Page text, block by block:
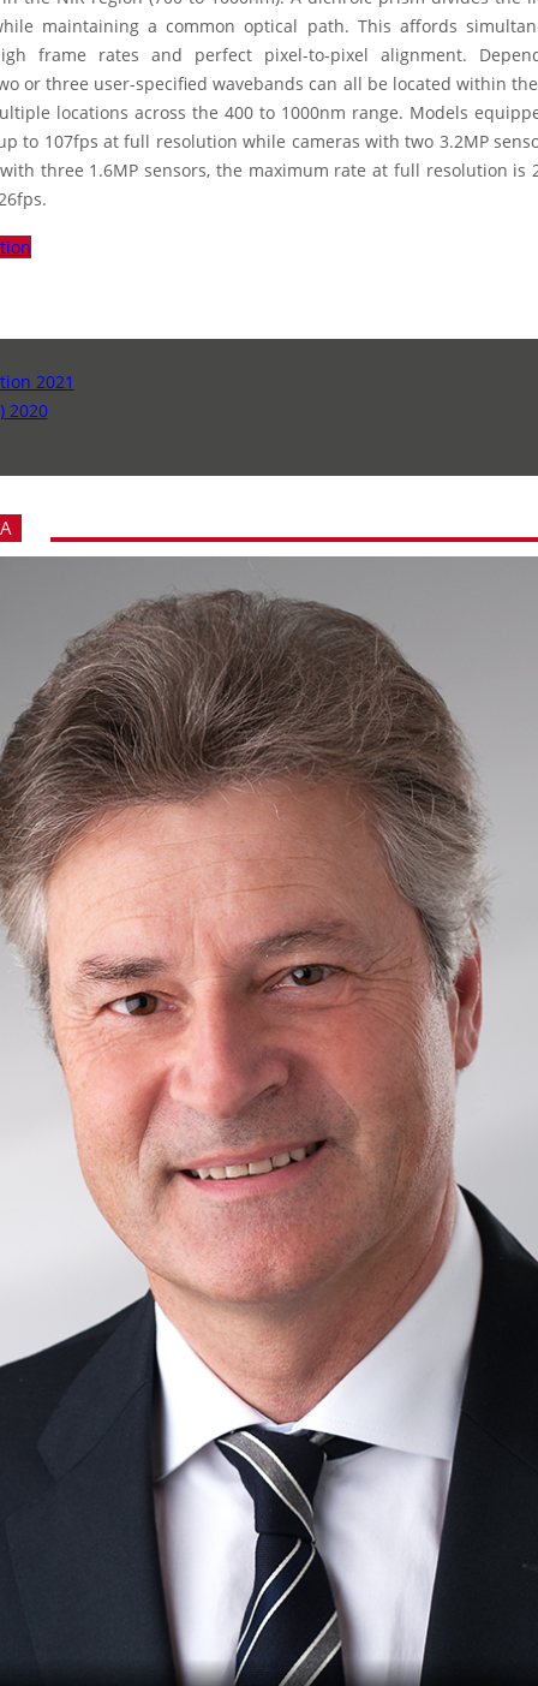
maintaining a common optical path. This affords
frame rates and perfect pixel-to-pixel alignment.
or three user-specified wavebands can all be located within
locations across the 400 to 1000nm range. Models
to 107fps at full resolution while cameras with two 3.2MP
three 1.6MP sensors, the maximum rate at full resolution is
2021
2020